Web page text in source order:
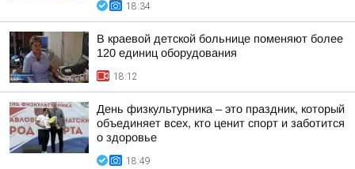
18:34
В краевой детской больнице поменяют более
120 единиц оборудования
18:12
День физкультурника – это праздник, который
объединяет всех, кто ценит спорт и заботится
о здоровье
18:49